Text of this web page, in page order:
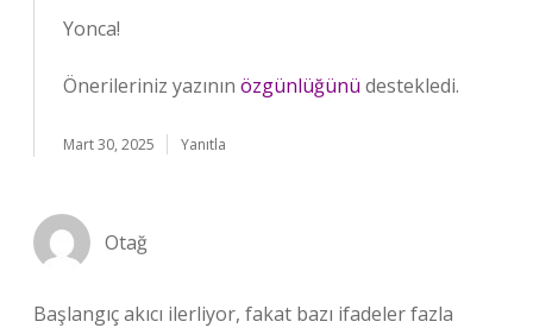
Yonca!
Önerileriniz yazının özgünlüğünü destekledi.
Mart 30, 2025 Yanıtla
Otağ
Başlangıç akıcı ilerliyor, fakat bazı ifadeler fazla